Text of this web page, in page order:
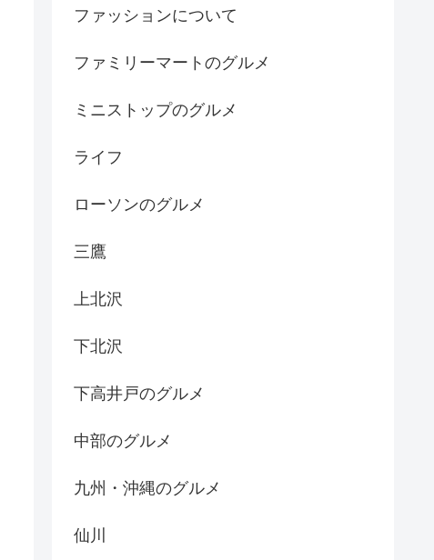
ファッションについて
ファミリーマートのグルメ
ミニストップのグルメ
ライフ
ローソンのグルメ
三鷹
上北沢
下北沢
下高井戸のグルメ
中部のグルメ
九州・沖縄のグルメ
仙川